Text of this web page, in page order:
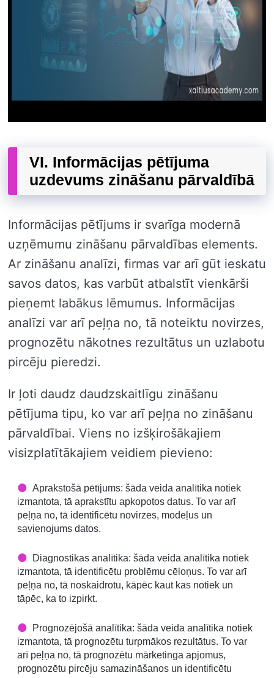
VI. Informācijas pētījuma
uzdevums zināšanu pārvaldībā
Informācijas pētījums ir svarīga modernā
uzņēmumu zināšanu pārvaldības elements.
Ar zināšanu analīzi, firmas var arī gūt ieskatu
savos datos, kas varbūt atbalstīt vienkārši
pieņemt labākus lēmumus. Informācijas
analīzi var arī peļņa no, tā noteiktu novirzes,
prognozētu nākotnes rezultātus un uzlabotu
pircēju pieredzi.
Ir ļoti daudz daudzskaitlīgu zināšanu
pētījuma tipu, ko var arī peļņa no zināšanu
pārvaldībai. Viens no izšķirošākajiem
visizplatītākajiem veidiem pievieno:
Aprakstošā pētījums: šāda veida analītika notiek
izmantota, tā aprakstītu apkopotos datus. To var arī
peļņa no, tā identificētu novirzes, modeļus un
savienojums datos.
Diagnostikas analītika: šāda veida analītika notiek
izmantota, tā identificētu problēmu cēloņus. To var arī
peļņa no, tā noskaidrotu, kāpēc kaut kas notiek un
tāpēc, ka to izpirkt.
Prognozējošā analītika: šāda veida analītika notiek
izmantota, tā prognozētu turpmākos rezultātus. To var
arī peļņa no, tā prognozētu mārketinga apjomus,
prognozētu pircēju samazināšanos un identificētu